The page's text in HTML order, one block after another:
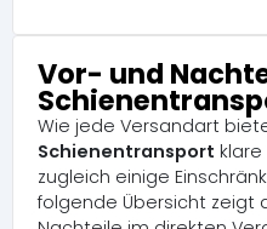
Vor- und
Wie jede Versandart
Schienentransport
zugleich einige
folgende Übersicht zeigt